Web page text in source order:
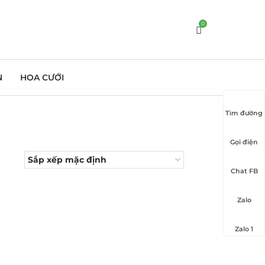
0
HOA CƯỚI
Tìm đường
Gọi điện
Chat FB
Zalo
Zalo 1